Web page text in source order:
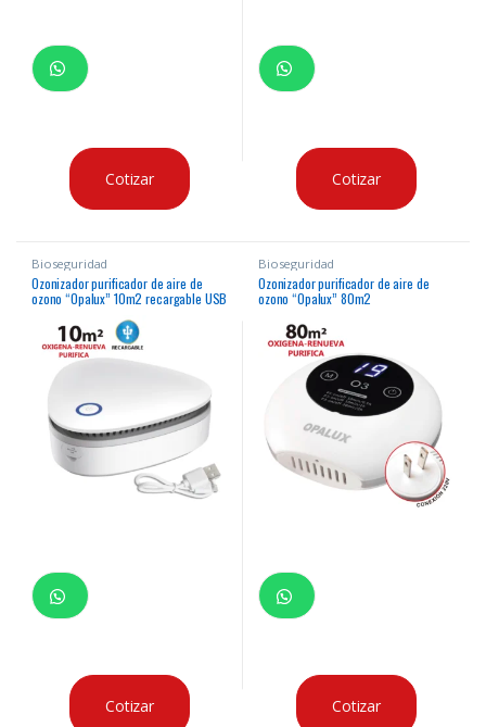
Cotizar Cotizar
Bioseguridad
Ozonizador purificador de aire de
ozono “Opalux” 10m2 recargable USB
Cotizar
Bioseguridad
Ozonizador purificador de aire de
ozono “Opalux” 80m2
Cotizar